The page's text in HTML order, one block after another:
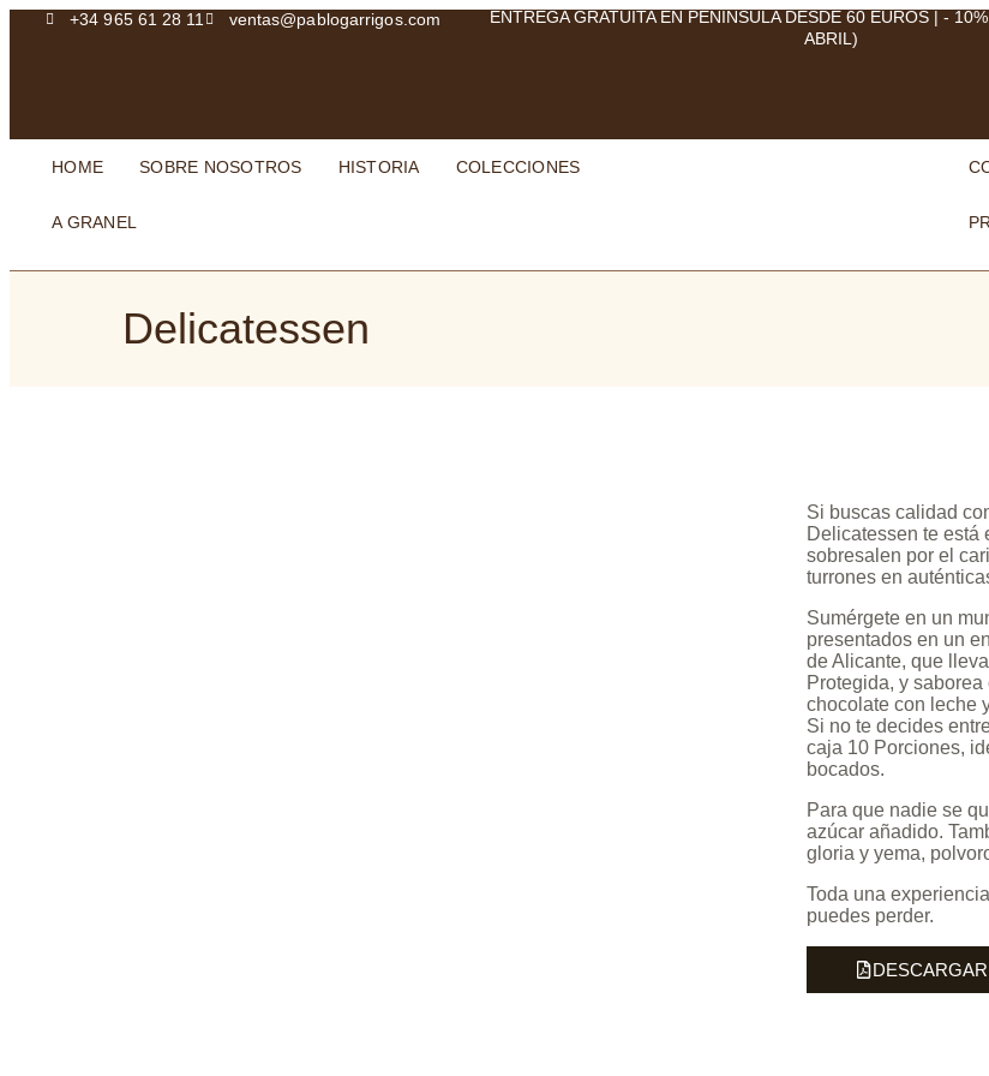
+34 965 61 28 11 ventas@pablogarrigos.com
ENTREGA GRATUITA EN PENÍNSULA DESDE 60 EUROS | -
ABRIL)
HOME SOBRE NOSOTROS HISTORIA COLECCIONES
A GRANEL
Delicatessen
Si buscas calidad
Delicatessen te está
sobresalen por el
turrones en
Sumérgete en un
presentados en un
de Alicante, que
Protegida, y
chocolate con leche
Si no te decides
caja 10 Porciones,
bocados.
Para que nadie se
azúcar añadido.
gloria y yema,
Toda una
puedes perder.